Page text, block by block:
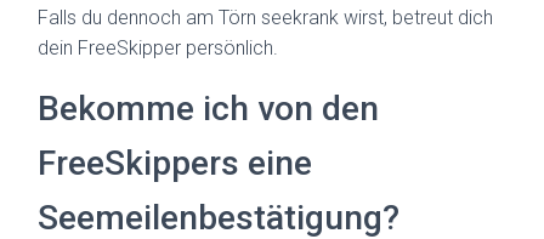
Falls du dennoch am Törn seekrank wirst, betreut dich
dein FreeSkipper persönlich.
Bekomme ich von den
FreeSkippers eine
Seemeilenbestätigung?